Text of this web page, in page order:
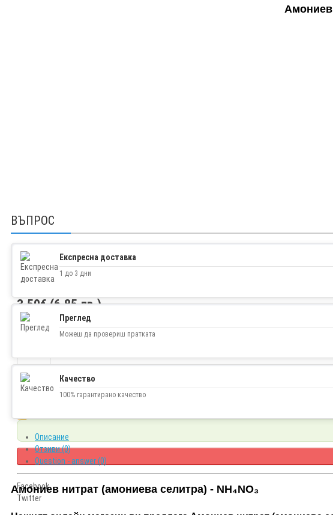
Амониев
3.50€ (6.85 лв.)
Наличност В наличност
Facebook
Twitter
ВЪПРОС
Експресна доставка
1 до 3 дни
Преглед
Можеш да провериш пратката
Качество
100% гарантирано качество
Описание
Отзиви (0)
Question - answer (0)
Амониев нитрат (амониева селитра) - NH₄NO₃